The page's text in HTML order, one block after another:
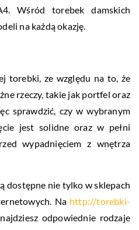
Wśród torebek damskich
na każdą okazję.
torebki, ze względu na to, że
rzeczy, takie jak portfel oraz
sprawdzić, czy w wybranym
jest solidne oraz w pełni
wypadnięciem z wnętrza
dostępne nie tylko w sklepach
Na http://torebki-
odpowiednie rodzaje